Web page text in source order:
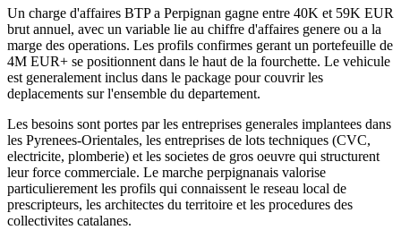
Un charge d'affaires BTP a Perpignan gagne entre 40K et 59K EUR
brut annuel, avec un variable lie au chiffre d'affaires genere ou a la
marge des operations. Les profils confirmes gerant un portefeuille de
4M EUR+ se positionnent dans le haut de la fourchette. Le vehicule
est generalement inclus dans le package pour couvrir les
deplacements sur l'ensemble du departement.
Les besoins sont portes par les entreprises generales implantees dans
les Pyrenees-Orientales, les entreprises de lots techniques (CVC,
electricite, plomberie) et les societes de gros oeuvre qui structurent
leur force commerciale. Le marche perpignanais valorise
particulierement les profils qui connaissent le reseau local de
prescripteurs, les architectes du territoire et les procedures des
collectivites catalanes.